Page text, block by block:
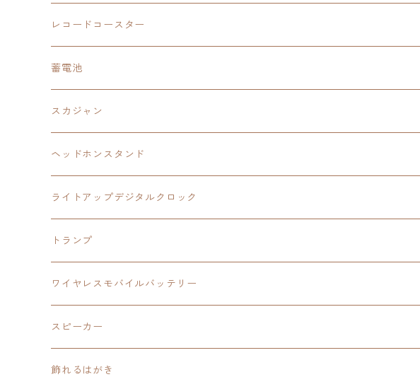
モバイルバッテリー
置くだけスピーカー
飾れるはがき
トランプ
カーマグネット
閃の軌跡Ⅱ
トランプ
イースⅨ
手帳型スマホカバー
モバイルバッテリー
オーロラアクリルスタンド
零の軌跡：改
碧の軌跡：改
創の軌跡
ケーブルステージ
イラストフレームクロック
40周年記念
黎の軌跡
3in1充電ケーブル
カードサイズスピーカー
黎の軌跡Ⅱ
イースⅩ
軌跡シリーズ
イースⅧ
東亰ザナドゥ
阪神タイガース
閃の軌跡Ⅲ
ソーラーパネル
LEDライト付き
閃の軌跡Ⅳ
イースⅨ
イースⅧ
閃の軌跡Ⅲ
閃の軌跡Ⅳ
イースⅨ
零の軌跡：改
碧の軌跡：改
創の軌跡
黎の軌跡
黎の軌跡Ⅱ
日本ファルコム
閃の軌跡Ⅲ
レコードコースター
日本ファルコム
閃の軌跡
蓄電池
スカジャン
サンリオ
ワンピース
今日から俺は！！
ゴジラ
手塚治虫
ウルトラマン
ヘッドホンスタンド
閃の軌跡Ⅳ
イースⅨ
零の軌跡：改
碧の軌跡：改
創の軌跡
ライトアップデジタルクロック
閃の軌跡Ⅳ
イースⅨ
零の軌跡：改
碧の軌跡：改
トランプ
日本ファルコム
ワイヤレスモバイルバッテリー
イースⅨ
閃の軌跡
スピーカー
置くだけスピーカー
飾れるはがき